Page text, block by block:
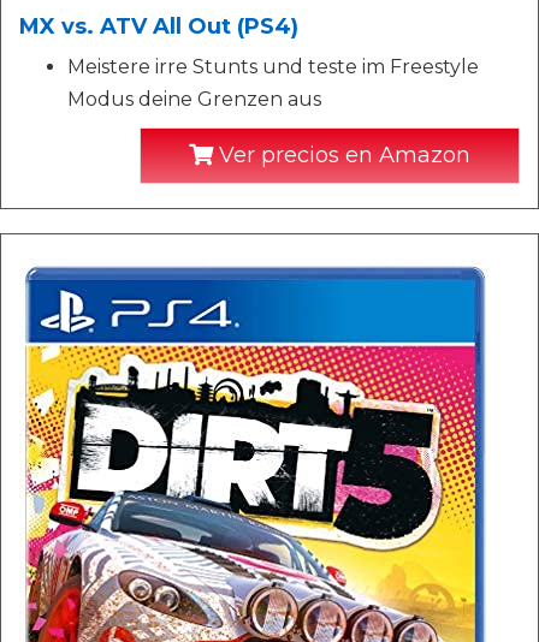
MX vs. ATV All Out (PS4)
Meistere irre Stunts und teste im Freestyle
Modus deine Grenzen aus
Ver precios en Amazon